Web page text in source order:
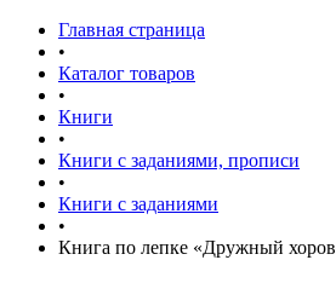
Главная страница
•
Каталог товаров
•
Книги
•
Книги с заданиями, прописи
•
Книги с заданиями
•
Книга по лепке «Дружный